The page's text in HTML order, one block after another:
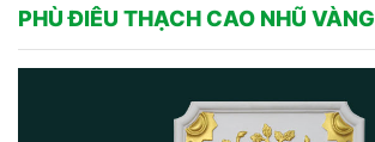
PHÙ ĐIÊU THẠCH CAO NHŨ VÀNG